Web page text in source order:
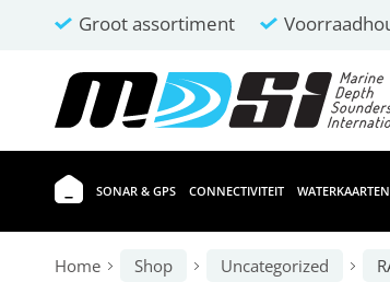
Groot assortiment
SONAR & GPS CONNECTIVITEIT WATERKAARTEN
Home Shop Uncategorized